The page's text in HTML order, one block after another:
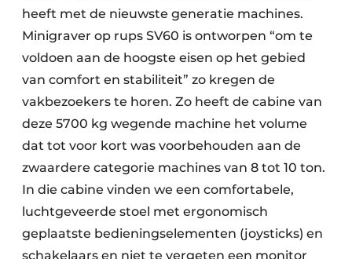
heeft met de nieuwste generatie machines.
Minigraver op rups SV60 is ontworpen “om te
voldoen aan de hoogste eisen op het gebied
van comfort en stabiliteit” zo kregen de
vakbezoekers te horen. Zo heeft de cabine van
deze 5700 kg wegende machine het volume
dat tot voor kort was voorbehouden aan de
zwaardere categorie machines van 8 tot 10 ton.
In die cabine vinden we een comfortabele,
luchtgeveerde stoel met ergonomisch
geplaatste bedieningselementen (joysticks) en
schakelaars en niet te vergeten een monitor